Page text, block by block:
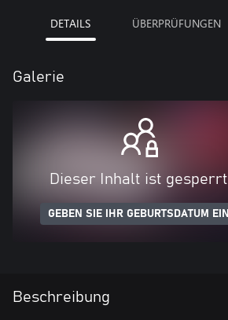
DETAILS ÜBERPRÜFUNGEN
Galerie
Dieser Inhalt ist gesperrt
GEBEN SIE IHR GEBURTSDATUM EIN
Beschreibung